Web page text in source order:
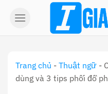
Trang chủ - Thuật ngữ -
dùng và 3 tips phối đồ